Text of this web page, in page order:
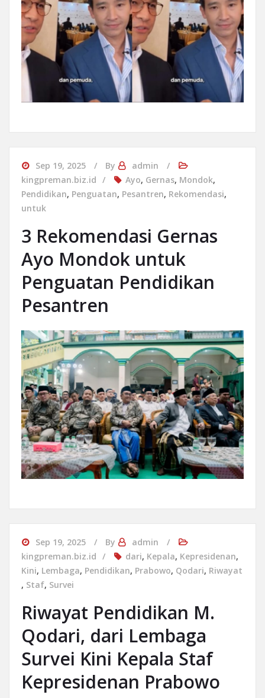
Sep 19, 2025 By
admin
kingpreman.biz.id
Ayo, Gernas, Mondok,
Pendidikan, Penguatan, Pesantren, Rekomendasi,
untuk
3 Rekomendasi Gernas
Ayo Mondok untuk
Penguatan Pendidikan
Pesantren
Sep 19, 2025 By
admin
kingpreman.biz.id
dari, Kepala, Kepresidenan,
Kini, Lembaga, Pendidikan, Prabowo, Qodari, Riwayat
, Staf, Survei
Riwayat Pendidikan M.
Qodari, dari Lembaga
Survei Kini Kepala Staf
Kepresidenan Prabowo